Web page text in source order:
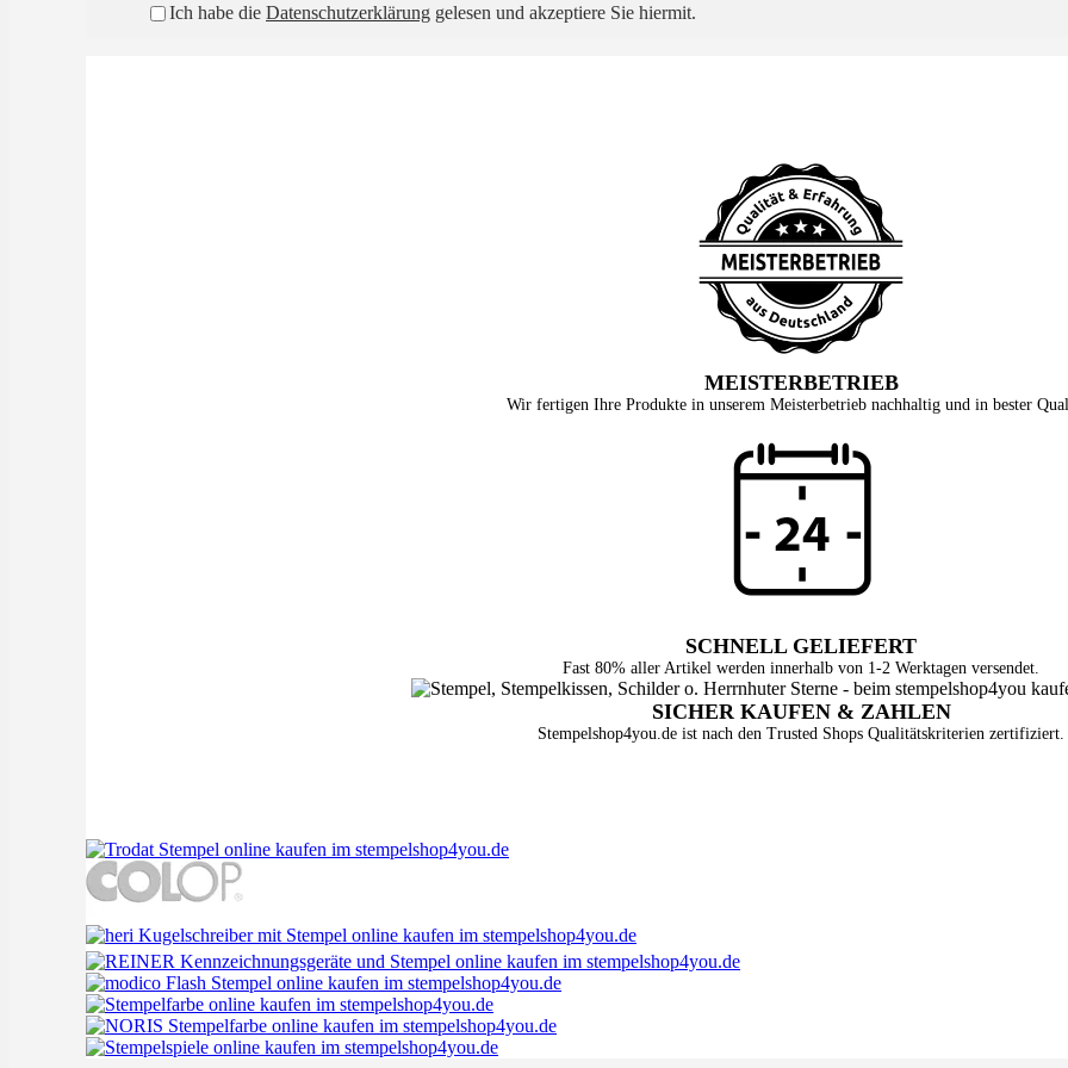
Ich habe die Datenschutzerklärung gelesen und akzeptiere Sie hiermit.
MEISTERBETRIEB
Wir fertigen Ihre Produkte in unserem Meisterbetrieb nachhaltig und in bester
SCHNELL GELIEFERT
Fast 80% aller Artikel werden innerhalb von 1-2 Werktagen versendet.
SICHER KAUFEN & ZAHLEN
Stempelshop4you.de ist nach den Trusted Shops Qualitätskriterien zertifiziert.